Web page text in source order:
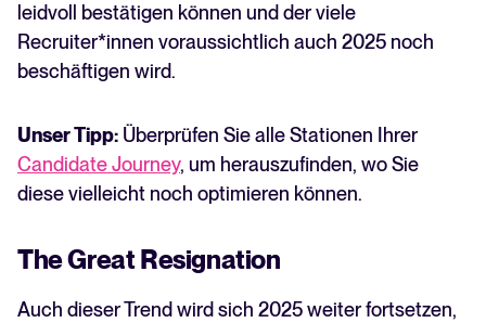
leidvoll bestätigen können und der viele
Recruiter*innen voraussichtlich auch 2025 noch
beschäftigen wird.
Unser Tipp: Überprüfen Sie alle Stationen Ihrer
Candidate Journey, um herauszufinden, wo Sie
diese vielleicht noch optimieren können.
The Great Resignation
Auch dieser Trend wird sich 2025 weiter fortsetzen,